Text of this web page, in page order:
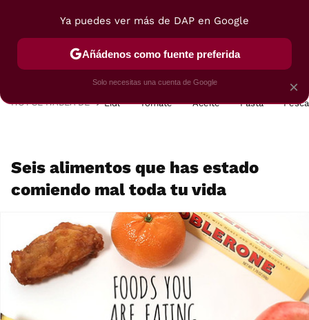
POSTRES VIAJES SELECCIÓN VEGUI
HOY SE HABLA DE Lidl Tomate Aceite Pasta
Seis alimentos que has estado
comiendo mal toda tu vida
×
Ya puedes ver más de DAP en Google
Añádenos como fuente preferida
Solo necesitas una cuenta de Google